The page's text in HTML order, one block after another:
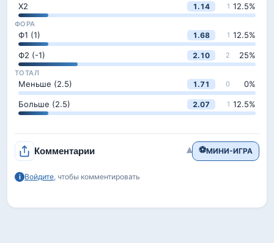
Х2 1.14 1 12.5%
ФОРА
Ф1 (1) 1.68 1 12.5%
Ф2 (-1) 2.10 2 25%
ТОТАЛ
Меньше (2.5) 1.71 0 0%
Больше (2.5) 2.07 1 12.5%
⚽МИНИ-ИГРА
Комментарии ▾
i Войдите, чтобы комментировать